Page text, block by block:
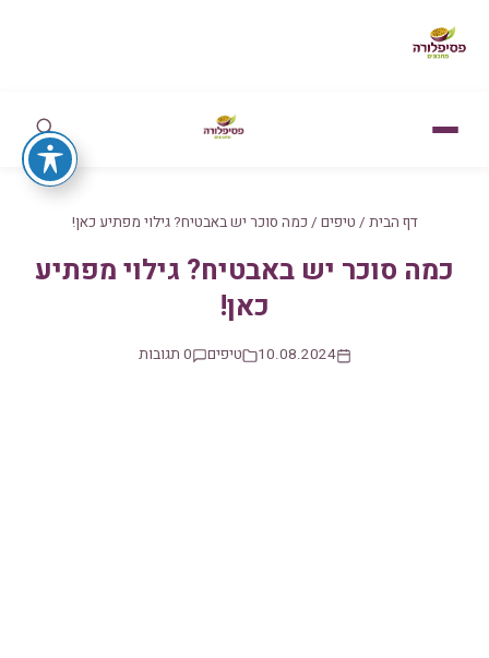
דף הבית / טיפים / כמה סוכר יש באבטיח? גילוי מפתיע כאן!
כמה סוכר יש באבטיח? גילוי מפתיע
כאן!
10.08.2024 טיפים 0 תגובות